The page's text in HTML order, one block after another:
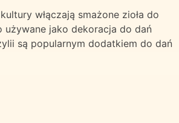
włączają smażone zioła do
używane jako dekoracja do dań
są popularnym dodatkiem do dań